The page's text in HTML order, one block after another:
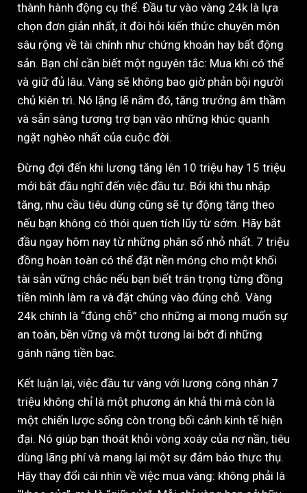
thành hành động cụ thể. Đầu tư vào vàng 24k là lựa
chọn đơn giản nhất, ít đòi hỏi kiến thức chuyên môn
sâu rộng về tài chính như chứng khoán hay bất động
sản. Bạn chỉ cần biết một nguyên tắc: Mua khi có thể
và giữ đủ lâu. Vàng sẽ không bao giờ phản bội người
chủ kiên trì. Nó lặng lẽ nằm đó, tăng trưởng âm thầm
và sẵn sàng tương trợ bạn vào những khúc quanh
ngặt nghèo nhất của cuộc đời.
Đừng đợi đến khi lương tăng lên 10 triệu hay 15 triệu
mới bắt đầu nghĩ đến việc đầu tư. Bởi khi thu nhập
tăng, nhu cầu tiêu dùng cũng sẽ tự động tăng theo
nếu bạn không có thói quen tích lũy từ sớm. Hãy bắt
đầu ngay hôm nay từ những phân số nhỏ nhất. 7 triệu
đồng hoàn toàn có thể đặt nền móng cho một khối
tài sản vững chắc nếu bạn biết trân trọng từng đồng
tiền mình làm ra và đặt chúng vào đúng chỗ. Vàng
24k chính là “đúng chỗ” cho những ai mong muốn sự
an toàn, bền vững và một tương lai bớt đi những
gánh nặng tiền bạc.
Kết luận lại, việc đầu tư vàng với lương công nhân 7
triệu không chỉ là một phương án khả thi mà còn là
một chiến lược sống còn trong bối cảnh kinh tế hiện
đại. Nó giúp bạn thoát khỏi vòng xoáy của nợ nần, tiêu
dùng lãng phí và mang lại một sự đảm bảo thực thụ.
Hãy thay đổi cái nhìn về việc mua vàng: không phải là